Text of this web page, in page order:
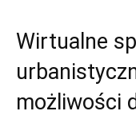
Wirtualne
możliwości